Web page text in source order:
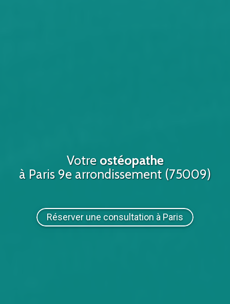
Votre ostéopathe
à Paris 9e arrondissement (75009)
Réserver une consultation à Paris